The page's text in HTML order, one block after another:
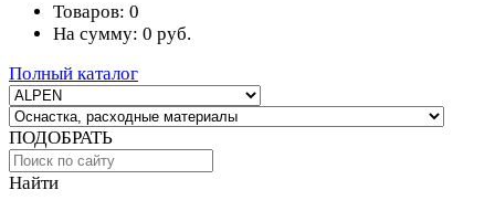
Товаров: 0
На сумму: 0 руб.
Полный каталог
ПОДОБРАТЬ
Найти